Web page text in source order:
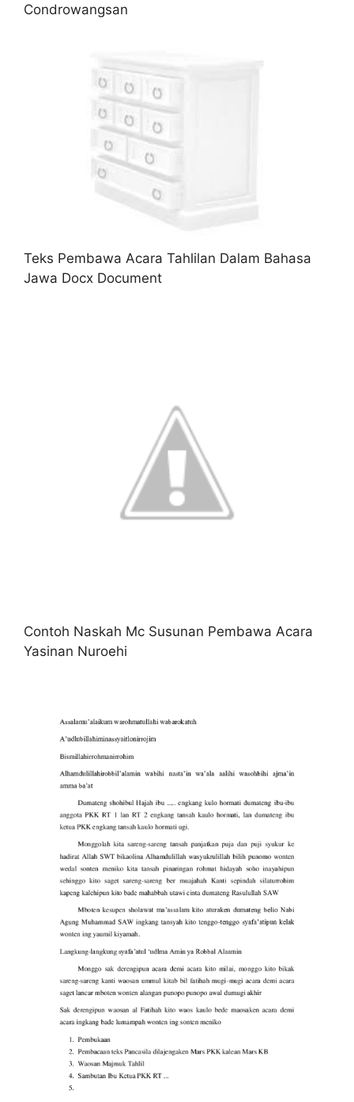
Condrowangsan
Teks Pembawa Acara Tahlilan Dalam Bahasa
Jawa Docx Document
Contoh Naskah Mc Susunan Pembawa Acara
Yasinan Nuroehi